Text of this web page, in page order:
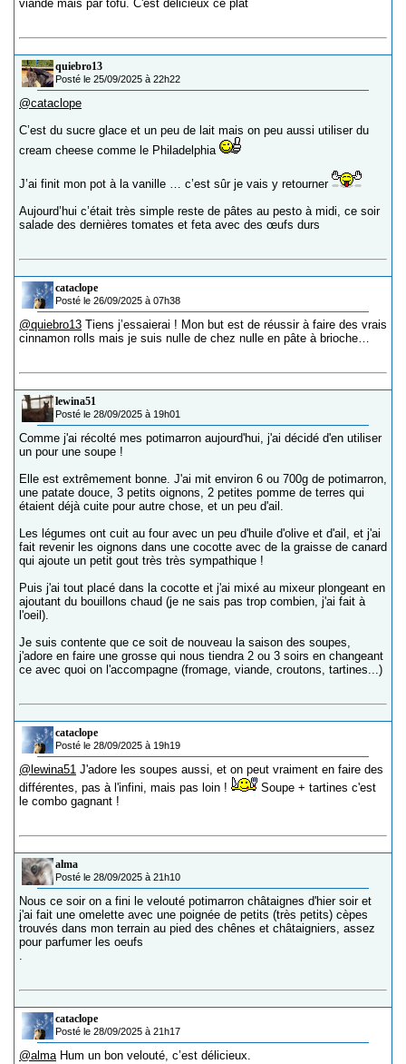
viande mais par tofu. C'est délicieux ce plat
quiebro13
Posté le 25/09/2025 à 22h22
@cataclope
C’est du sucre glace et un peu de lait mais on peu aussi utiliser du
cream cheese comme le Philadelphia
J’ai finit mon pot à la vanille … c’est sûr je vais y retourner
Aujourd’hui c’était très simple reste de pâtes au pesto à midi, ce soir
salade des dernières tomates et feta avec des œufs durs
cataclope
Posté le 26/09/2025 à 07h38
@quiebro13 Tiens j’essaierai ! Mon but est de réussir à faire des vrais
cinnamon rolls mais je suis nulle de chez nulle en pâte à brioche…
lewina51
Posté le 28/09/2025 à 19h01
Comme j'ai récolté mes potimarron aujourd'hui, j'ai décidé d'en utiliser
un pour une soupe !
Elle est extrêmement bonne. J'ai mit environ 6 ou 700g de potimarron,
une patate douce, 3 petits oignons, 2 petites pomme de terres qui
étaient déjà cuite pour autre chose, et un peu d'ail.
Les légumes ont cuit au four avec un peu d'huile d'olive et d'ail, et j'ai
fait revenir les oignons dans une cocotte avec de la graisse de canard
qui ajoute un petit gout très très sympathique !
Puis j'ai tout placé dans la cocotte et j'ai mixé au mixeur plongeant en
ajoutant du bouillons chaud (je ne sais pas trop combien, j'ai fait à
l'oeil).
Je suis contente que ce soit de nouveau la saison des soupes,
j'adore en faire une grosse qui nous tiendra 2 ou 3 soirs en changeant
ce avec quoi on l'accompagne (fromage, viande, croutons, tartines...)
cataclope
Posté le 28/09/2025 à 19h19
@lewina51 J'adore les soupes aussi, et on peut vraiment en faire des
différentes, pas à l'infini, mais pas loin !
Soupe + tartines c'est
le combo gagnant !
alma
Posté le 28/09/2025 à 21h10
Nous ce soir on a fini le velouté potimarron châtaignes d'hier soir et
j'ai fait une omelette avec une poignée de petits (très petits) cèpes
trouvés dans mon terrain au pied des chênes et châtaigniers, assez
pour parfumer les oeufs
.
cataclope
Posté le 28/09/2025 à 21h17
@alma Hum un bon velouté, c’est délicieux.